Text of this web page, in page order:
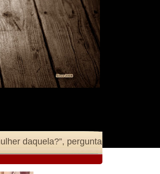
daquela?”, pergunta